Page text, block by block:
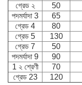
গ্রেড ২
50
পদমর্যাদা 3
65
গ্রেড 4
80
গ্রেড 5
130
গ্রেড 7
50
পদমর্যাদা 9
90
1 ২ শ্রেণী
70
গ্রেড 23
120